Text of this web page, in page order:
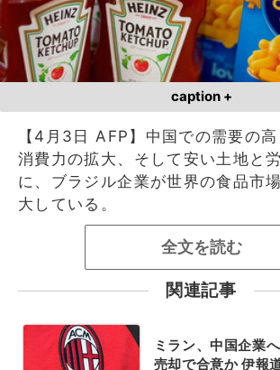
caption +
【4月3日 AFP】中国での需要の
消費力の拡大、そして安い土地と
に、ブラジル企業が世界の食品市
大している。
全文を読む
関連記事
ミラン、中国企業
売却で合意か 伊報